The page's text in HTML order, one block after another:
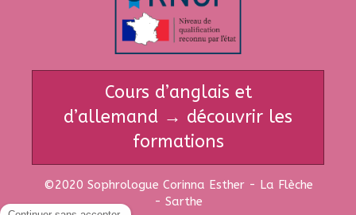
Cours d’anglais et
d’allemand → découvrir les
formations
©2020 Sophrologue Corinna Esther - La Flèche
- Sarthe